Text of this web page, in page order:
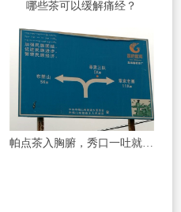
哪些茶可以缓解痛经？
帕点茶入胸腑，秀口一吐就是半座布朗山